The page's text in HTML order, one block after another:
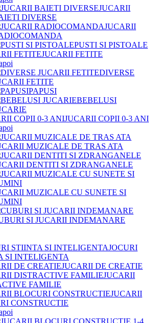
JUCARII
DIVERSE
JUCARII
PUSTI SI PISTOALE
JUCARII FETITE
DIVERSE
FETITE
PAPUSI
BEBELUSI
JUCARII COPII 0-3 ANI
MUZICALE DE TRAS ATA
DENTITI SI ZDRANGANELE
MUZICALE CU SUNETE SI
SI JUCARII INDEMANARE
JOCURI
SI INTELIGENTA
JUCARII DE CREATIE
JUCARII
FAMILIE
JUCARII
CONSTRUCTIE